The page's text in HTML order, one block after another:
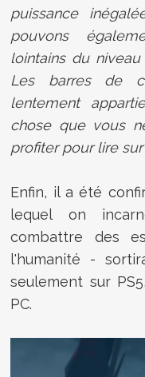
puissance
pouvons
lointains du
Les barres de
lentement
chose que vous
profiter pour lire
Enfin, il a été
lequel on
combattre des
l'humanité -
seulement sur
PC.